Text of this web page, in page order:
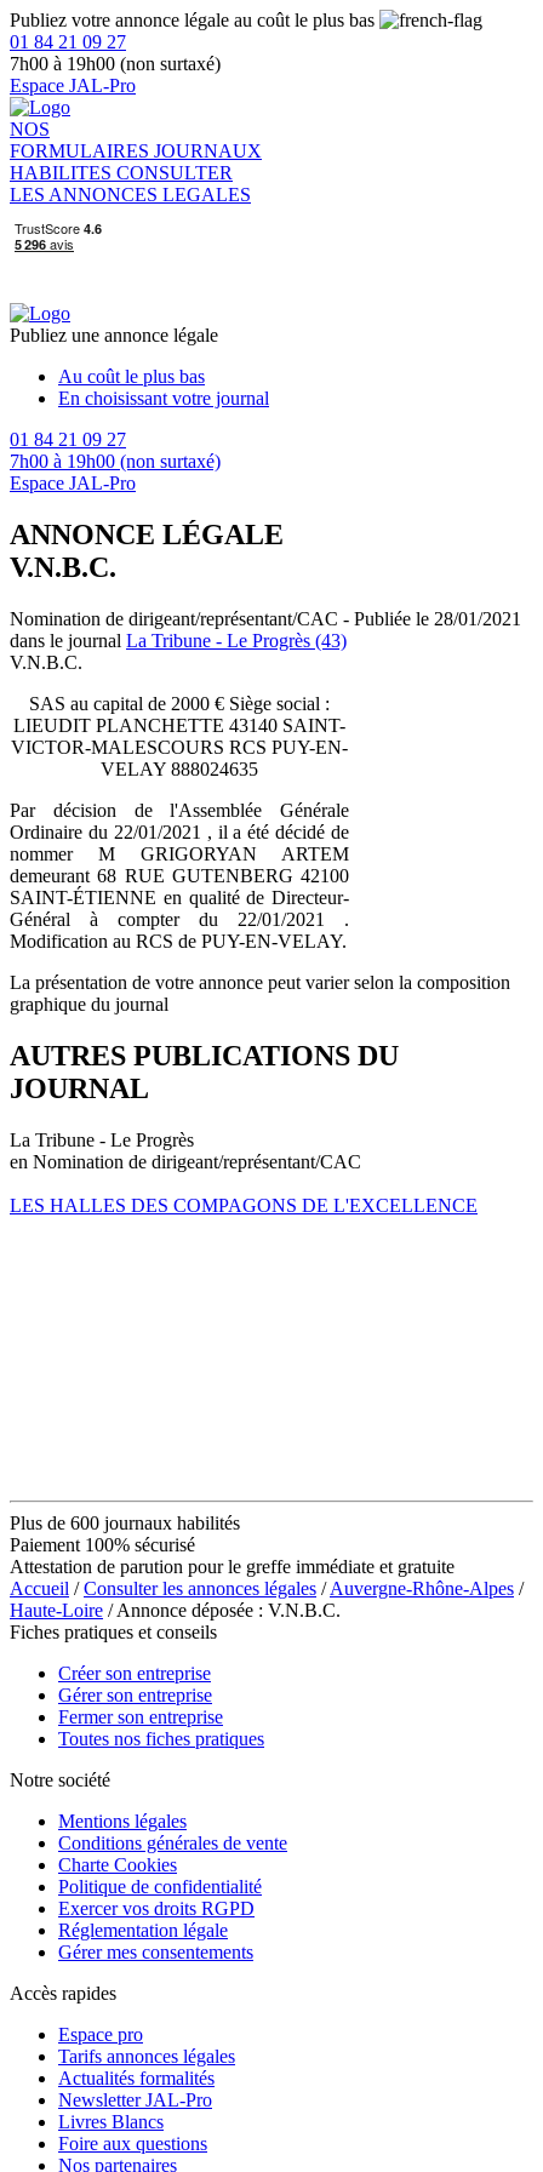
Publiez votre annonce légale au coût le plus bas
01 84 21 09 27
7h00 à 19h00 (non surtaxé)
Espace JAL-Pro
NOS
FORMULAIRES JOURNAUX
HABILITES CONSULTER
LES ANNONCES LEGALES
Publiez une annonce légale
Au coût le plus bas
En choisissant votre journal
01 84 21 09 27
7h00 à 19h00 (non surtaxé)
Espace JAL-Pro
ANNONCE LÉGALE
V.N.B.C.
Nomination de dirigeant/représentant/CAC - Publiée le 28/01/2021
dans le journal La Tribune - Le Progrès (43)
V.N.B.C.
SAS au capital de 2000 € Siège social :
LIEUDIT PLANCHETTE 43140 SAINT-
VICTOR-MALESCOURS RCS PUY-EN-
VELAY 888024635
Par décision de l'Assemblée Générale
Ordinaire du 22/01/2021 , il a été décidé de
nommer M GRIGORYAN ARTEM
demeurant 68 RUE GUTENBERG 42100
SAINT-ÉTIENNE en qualité de Directeur-
Général à compter du 22/01/2021 .
Modification au RCS de PUY-EN-VELAY.
La présentation de votre annonce peut varier selon la composition
graphique du journal
AUTRES PUBLICATIONS DU
JOURNAL
La Tribune - Le Progrès
en Nomination de dirigeant/représentant/CAC
LES HALLES DES COMPAGONS DE L'EXCELLENCE
Plus de 600 journaux habilités
Paiement 100% sécurisé
Attestation de parution pour le greffe immédiate et gratuite
Accueil /Consulter les annonces légales /Auvergne-Rhône-Alpes /
Haute-Loire / Annonce déposée : V.N.B.C.
Fiches pratiques et conseils
Créer son entreprise
Gérer son entreprise
Fermer son entreprise
Toutes nos fiches pratiques
Notre société
Mentions légales
Conditions générales de vente
Charte Cookies
Politique de confidentialité
Exercer vos droits RGPD
Réglementation légale
Gérer mes consentements
Accès rapides
Espace pro
Tarifs annonces légales
Actualités formalités
Newsletter JAL-Pro
Livres Blancs
Foire aux questions
Nos partenaires